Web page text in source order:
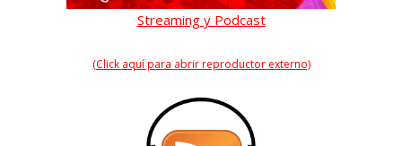
Streaming y Podcast
(Click aquí para abrir reproductor externo)